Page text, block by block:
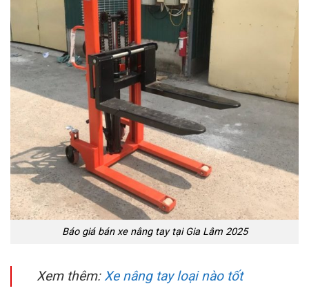
Báo giá bán xe nâng tay tại Gia Lâm 2025
Xem thêm:Xe nâng tay loại nào tốt